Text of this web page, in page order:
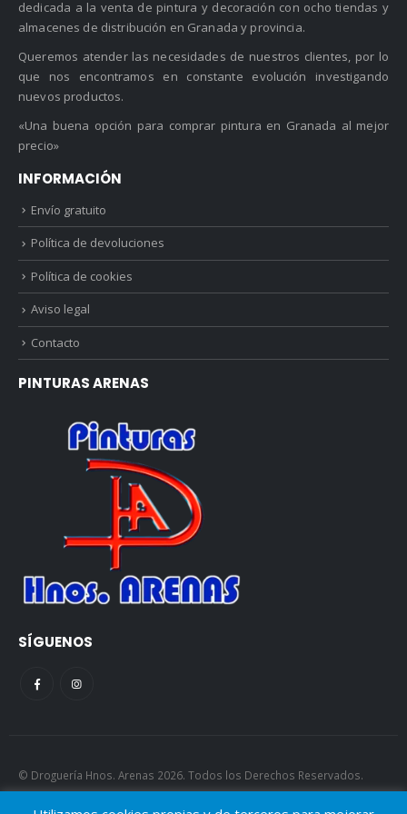
dedicada a la venta de pintura y decoración con ocho tiendas y
almacenes de distribución en Granada y provincia.
Queremos atender las necesidades de nuestros clientes, por lo
que nos encontramos en constante evolución investigando
nuevos productos.
«Una buena opción para comprar pintura en Granada al mejor
precio»
INFORMACIÓN
Envío gratuito
Política de devoluciones
Política de cookies
Aviso legal
Contacto
PINTURAS ARENAS
SÍGUENOS
© Droguería Hnos. Arenas 2026. Todos los Derechos Reservados.
AJGP.